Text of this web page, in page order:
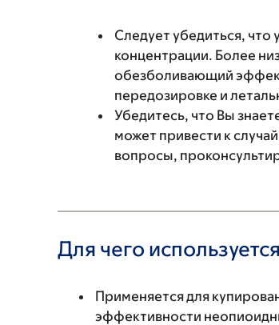
Следует убедиться,
концентрации. Более
обезболивающий
передозировке и
Убедитесь, что Вы
может привести к
вопросы,
Для чего
Применяется для
эффективности